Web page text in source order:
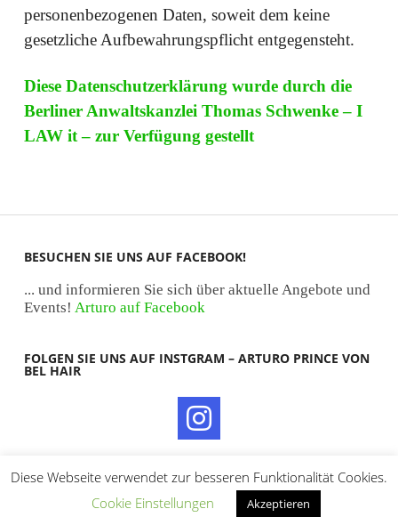
personenbezogenen Daten, soweit dem keine
gesetzliche Aufbewahrungspflicht entgegensteht.
Diese Datenschutzerklärung wurde durch die
Berliner Anwaltskanzlei Thomas Schwenke – I
LAW it – zur Verfügung gestellt
BESUCHEN SIE UNS AUF FACEBOOK!
... und informieren Sie sich über aktuelle Angebote und
Events! Arturo auf Facebook
FOLGEN SIE UNS AUF INSTGRAM – ARTURO PRINCE VON
BEL HAIR
ARTURO BERLIN
Diese Webseite verwendet zur besseren Funktionalität Cookies.
Cookie Einstellungen
Akzeptieren